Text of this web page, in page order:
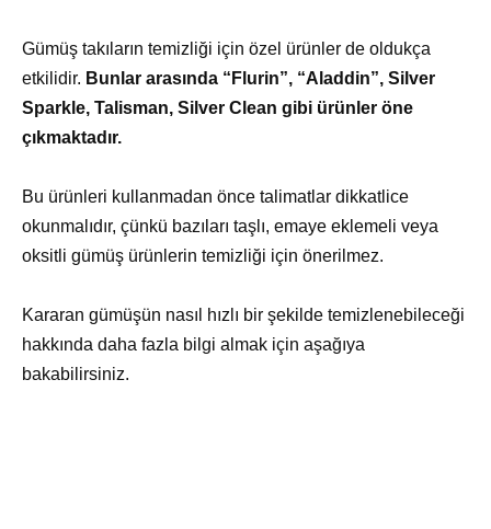
Gümüş takıların temizliği için özel ürünler de oldukça
etkilidir. Bunlar arasında “Flurin”, “Aladdin”, Silver
Sparkle, Talisman, Silver Clean gibi ürünler öne
çıkmaktadır.
Bu ürünleri kullanmadan önce talimatlar dikkatlice
okunmalıdır, çünkü bazıları taşlı, emaye eklemeli veya
oksitli gümüş ürünlerin temizliği için önerilmez.
Kararan gümüşün nasıl hızlı bir şekilde temizlenebileceği
hakkında daha fazla bilgi almak için aşağıya
bakabilirsiniz.